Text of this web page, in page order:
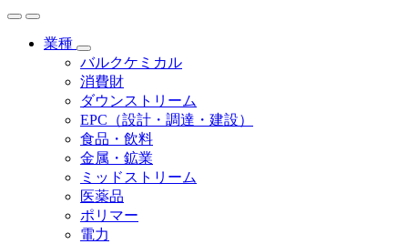
業種
バルクケミカル
消費財
ダウンストリーム
EPC（設計・調達・建設）
食品・飲料
金属・鉱業
ミッドストリーム
医薬品
ポリマー
電力